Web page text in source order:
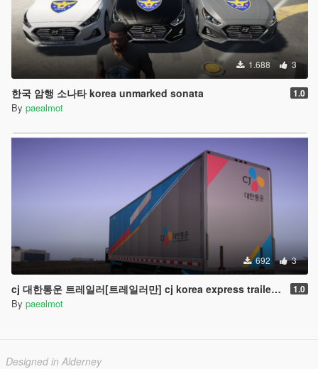
1.688 3
한국 암행 소나타 korea unmarked sonata 1.0
By paealmot
692 3
cj 대한통운 트레일러[트레일러만] cj korea express trailer[ONLY TRAILER] 1.0
By paealmot
Designed in Alderney